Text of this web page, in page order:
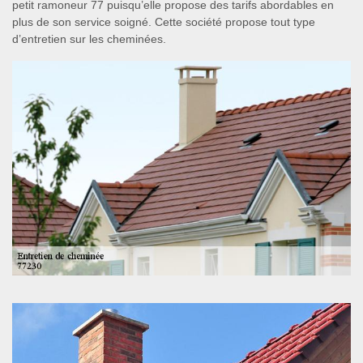
petit ramoneur 77 puisqu’elle propose des tarifs abordables en
plus de son service soigné. Cette société propose tout type
d’entretien sur les cheminées.